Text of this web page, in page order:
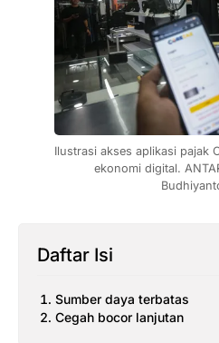
Ilustrasi akses aplikasi pajak
ekonomi digital.
Daftar Isi
Sumber daya terbatas
Cegah bocor lanjutan